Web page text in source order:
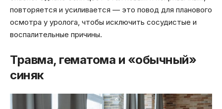
повторяется и усиливается — это повод для планового
осмотра у уролога, чтобы исключить сосудистые и
воспалительные причины.
Травма, гематома и «обычный»
синяк